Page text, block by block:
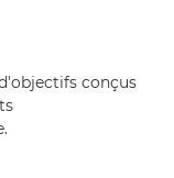
conçus